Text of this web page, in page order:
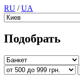
RU /UA
Подобрать